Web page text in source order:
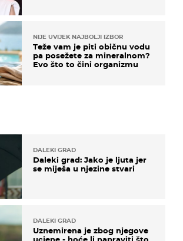
DALEKI GRAD
Daleki grad: Jako je ljuta jer
se miješa u njezine stvari
DALEKI GRAD
Uznemirena je zbog njegove
ucjene - hoće li napraviti što
NIJE UVIJEK NAJBOLJI IZBOR
Teže vam je piti običnu vodu
pa posežete za mineralnom?
Evo što to čini organizmu